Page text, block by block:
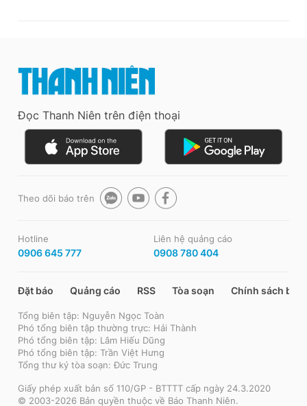
Đọc Thanh Niên trên điện thoại
Theo dõi báo trên
Hotline
0906 645 777
Liên hệ quảng cáo
0908 780 404
Đặt báo Quảng cáo RSS Tòa soạn Chính sách bảo
Tổng biên tập: Nguyễn Ngọc Toàn
Phó tổng biên tập thường trực: Hải Thành
Phó tổng biên tập: Lâm Hiếu Dũng
Phó tổng biên tập: Trần Việt Hưng
Tổng thư ký tòa soạn: Đức Trung
Giấy phép xuất bản số 110/GP - BTTTT cấp ngày 24.3.2020
© 2003-2026 Bản quyền thuộc về Báo Thanh Niên.